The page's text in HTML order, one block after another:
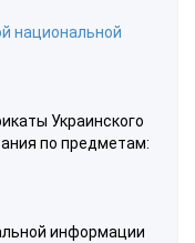
национальной
Украинского
по предметам:
информации